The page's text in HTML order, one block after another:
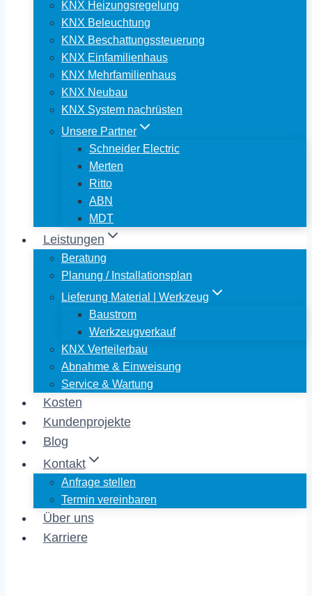
KNX Heizungsregelung
KNX Beleuchtung
KNX Beschattungssteuerung
KNX Einfamilienhaus
KNX Mehrfamilienhaus
KNX Neubau
KNX System nachrüsten
Unsere Partner
Schneider Electric
Merten
Ritto
ABN
MDT
Leistungen
Beratung
Planung / Installationsplan
Lieferung Material | Werkzeug
Baustrom
Werkzeugverkauf
KNX Verteilerbau
Abnahme & Einweisung
Service & Wartung
Kosten
Kundenprojekte
Blog
Kontakt
Anfrage stellen
Termin vereinbaren
Über uns
Karriere